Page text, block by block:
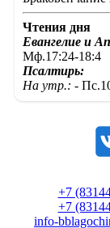
Чтения дня
Евангелие и
Мф.17:24-18:4
Псалтирь:
На утр.: -
+7
+7
info-